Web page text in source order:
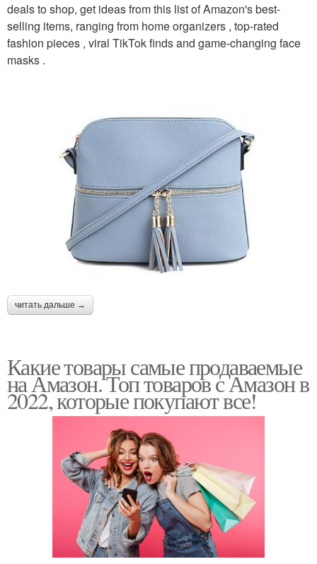
deals to shop, get ideas from this list of Amazon's best-
selling items, ranging from home organizers , top-rated
fashion pieces , viral TikTok finds and game-changing face
masks .
читать дальше →
Какие товары самые продаваемые
на Амазон. Топ товаров с Амазон в
2022, которые покупают все!